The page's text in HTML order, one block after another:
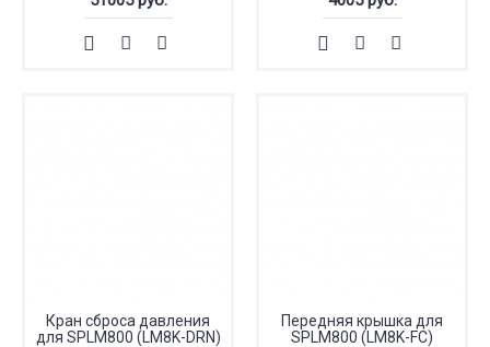
Кран сброса давления
для SPLM800 (LM8K-DRN)
Передняя крышка для
SPLM800 (LM8K-FC)